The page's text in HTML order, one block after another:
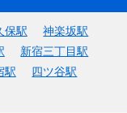
保駅
神楽坂駅
新宿三丁目駅
駅
四ツ谷駅